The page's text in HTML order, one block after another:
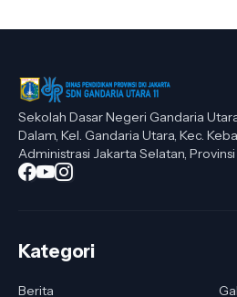
Sekolah Dasar Negeri Gandaria Utara
Dalam, Kel. Gandaria Utara, Kec.
Administrasi Jakarta Selatan,
Kategori
Berita